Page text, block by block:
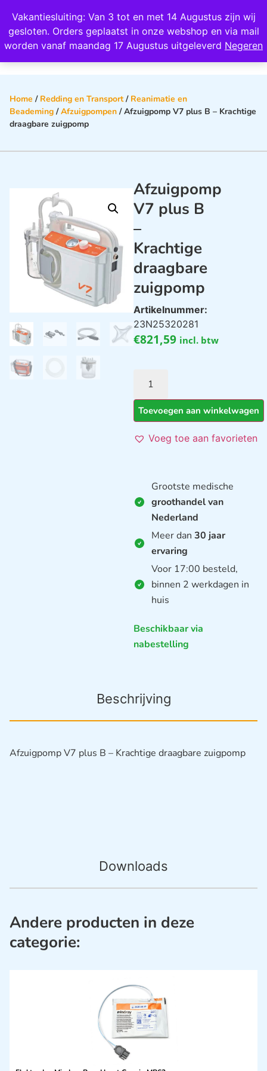
Vakantiesluiting: Van 3 tot en met 14 Augustus zijn wij
gesloten. Orders geplaatst in onze webshop en via mail
worden vanaf maandag 17 Augustus uitgeleverd Negeren
Wij scoren een 4,8 op Google
Home / Redding en Transport/ Reanimatie en
Beademing /Afzuigpompen / Afzuigpomp V7 plus B – Krachtige
draagbare zuigpomp
Afzuigpomp
V7 plus B
–
Krachtige
draagbare
zuigpomp
Artikelnummer:
23N25320281
€821,59 incl. btw
Toevoegen aan winkelwagen
Voeg toe aan favorieten
Grootste medische
groothandel van
Nederland
Meer dan 30 jaar
ervaring
Voor 17:00 besteld,
binnen 2 werkdagen in
huis
Beschikbaar via
nabestelling
Beschrijving
Downloads
Afzuigpomp V7 plus B – Krachtige draagbare zuigpomp
Andere producten in deze
categorie: